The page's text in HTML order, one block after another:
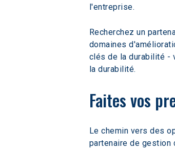
l'entreprise.
Recherchez un
domaines
clés de la durabilité -
la durabilité.
Faites vos
Le chemin vers des
partenaire de gestion